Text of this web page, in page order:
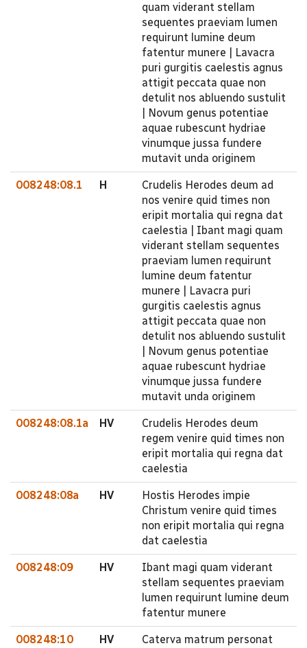
quam viderant stellam
sequentes praeviam lumen
requirunt lumine deum
fatentur munere | Lavacra
puri gurgitis caelestis agnus
attigit peccata quae non
detulit nos abluendo sustulit
| Novum genus potentiae
aquae rubescunt hydriae
vinumque jussa fundere
mutavit unda originem
008248:08.1 H
Crudelis Herodes deum ad
nos venire quid times non
eripit mortalia qui regna dat
caelestia | Ibant magi quam
viderant stellam sequentes
praeviam lumen requirunt
lumine deum fatentur
munere | Lavacra puri
gurgitis caelestis agnus
attigit peccata quae non
detulit nos abluendo sustulit
| Novum genus potentiae
aquae rubescunt hydriae
vinumque jussa fundere
mutavit unda originem
008248:08.1a HV
Crudelis Herodes deum
regem venire quid times non
eripit mortalia qui regna dat
caelestia
008248:08a HV
Hostis Herodes impie
Christum venire quid times
non eripit mortalia qui regna
dat caelestia
008248:09 HV
Ibant magi quam viderant
stellam sequentes praeviam
lumen requirunt lumine deum
fatentur munere
008248:10 HV Caterva matrum personat